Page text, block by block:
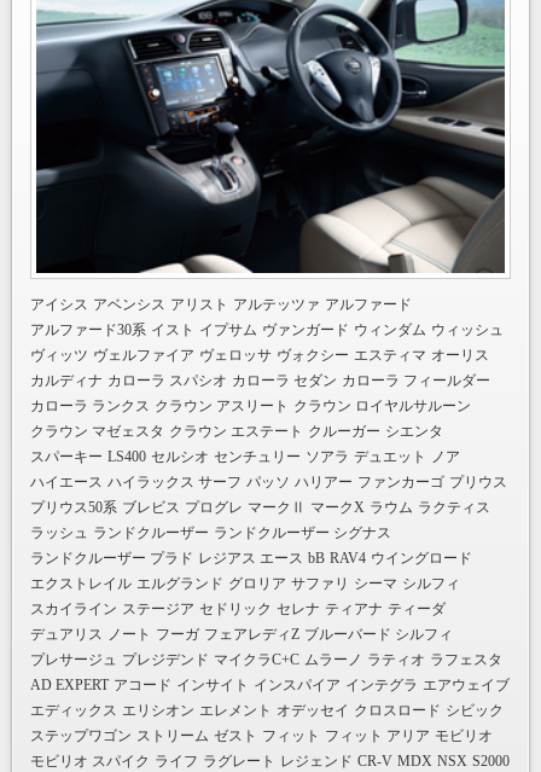
アイシス アベンシス アリスト アルテッツァ アルファード
アルファード30系 イスト イプサム ヴァンガード ウィンダム ウィッシュ
ヴィッツ ヴェルファイア ヴェロッサ ヴォクシー エスティマ オーリス
カルディナ カローラ スパシオ カローラ セダン カローラ フィールダー
カローラ ランクス クラウン アスリート クラウン ロイヤルサルーン
クラウン マゼェスタ クラウン エステート クルーガー シエンタ
スパーキー LS400 セルシオ センチュリー ソアラ デュエット
ノア
ハイエース ハイラックス サーフ パッソ ハリアー ファンカーゴ プリウス
プリウス50系 ブレビス プログレ マークⅡ マークX ラウム ラクティス
ラッシュ ランドクルーザー ランドクルーザー シグナス
ランドクルーザー プラド レジアス エース bB RAV4 ウイングロード
エクストレイル エルグランド グロリア サファリ シーマ シルフィ
スカイライン ステージア セドリック セレナ ティアナ ティーダ
デュアリス ノート フーガ フェアレディZ ブルーバード シルフィ
プレサージュ プレジデンド マイクラC+C ムラーノ ラティオ ラフェスタ
AD EXPERT アコード インサイト インスパイア インテグラ エアウェイブ
エディックス エリシオン エレメント オデッセイ クロスロード シビック
ステップワゴン ストリーム ゼスト フィット フィット アリア モビリオ
モビリオ スパイク ライフ ラグレート レジェンド CR-V MDX NSX S2000